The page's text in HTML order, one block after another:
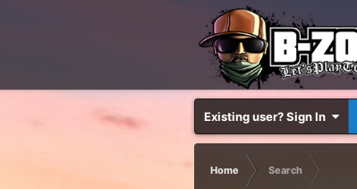
Existing user? Sign In
Home Search